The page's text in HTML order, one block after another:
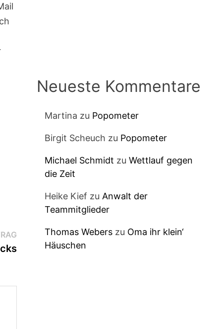
Nächster
Beitrag:
Neueste Kommentare
Martina zu Popometer
Birgit Scheuch zu Popometer
Michael Schmidt zu Wettlauf gegen
die Zeit
Heike Kief zu Anwalt der
Teammitglieder
Thomas Weberszu Oma ihr klein‘
Häuschen